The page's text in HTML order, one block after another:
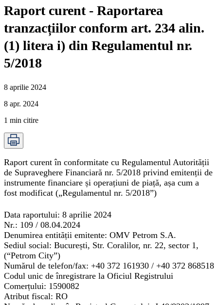
Raport curent - Raportarea
tranzacțiilor conform art. 234 alin.
(1) litera i) din Regulamentul nr.
5/2018
8 aprilie 2024
8 apr. 2024
1 min citire
Raport curent în conformitate cu Regulamentul Autorității
de Supraveghere Financiară nr. 5/2018 privind emitenții de
instrumente financiare și operațiuni de piață, așa cum a
fost modificat („Regulamentul nr. 5/2018”)
Data raportului: 8 aprilie 2024
Nr.: 109 / 08.04.2024
Denumirea entității emitente: OMV Petrom S.A.
Sediul social: București, Str. Coralilor, nr. 22, sector 1,
(“Petrom City”)
Numărul de telefon/fax: +40 372 161930 / +40 372 868518
Codul unic de înregistrare la Oficiul Registrului
Comerțului: 1590082
Atribut fiscal: RO